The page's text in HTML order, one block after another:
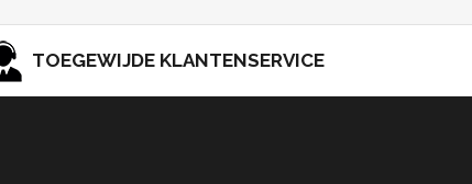
TOEGEWIJDE KLANTENSERVICE